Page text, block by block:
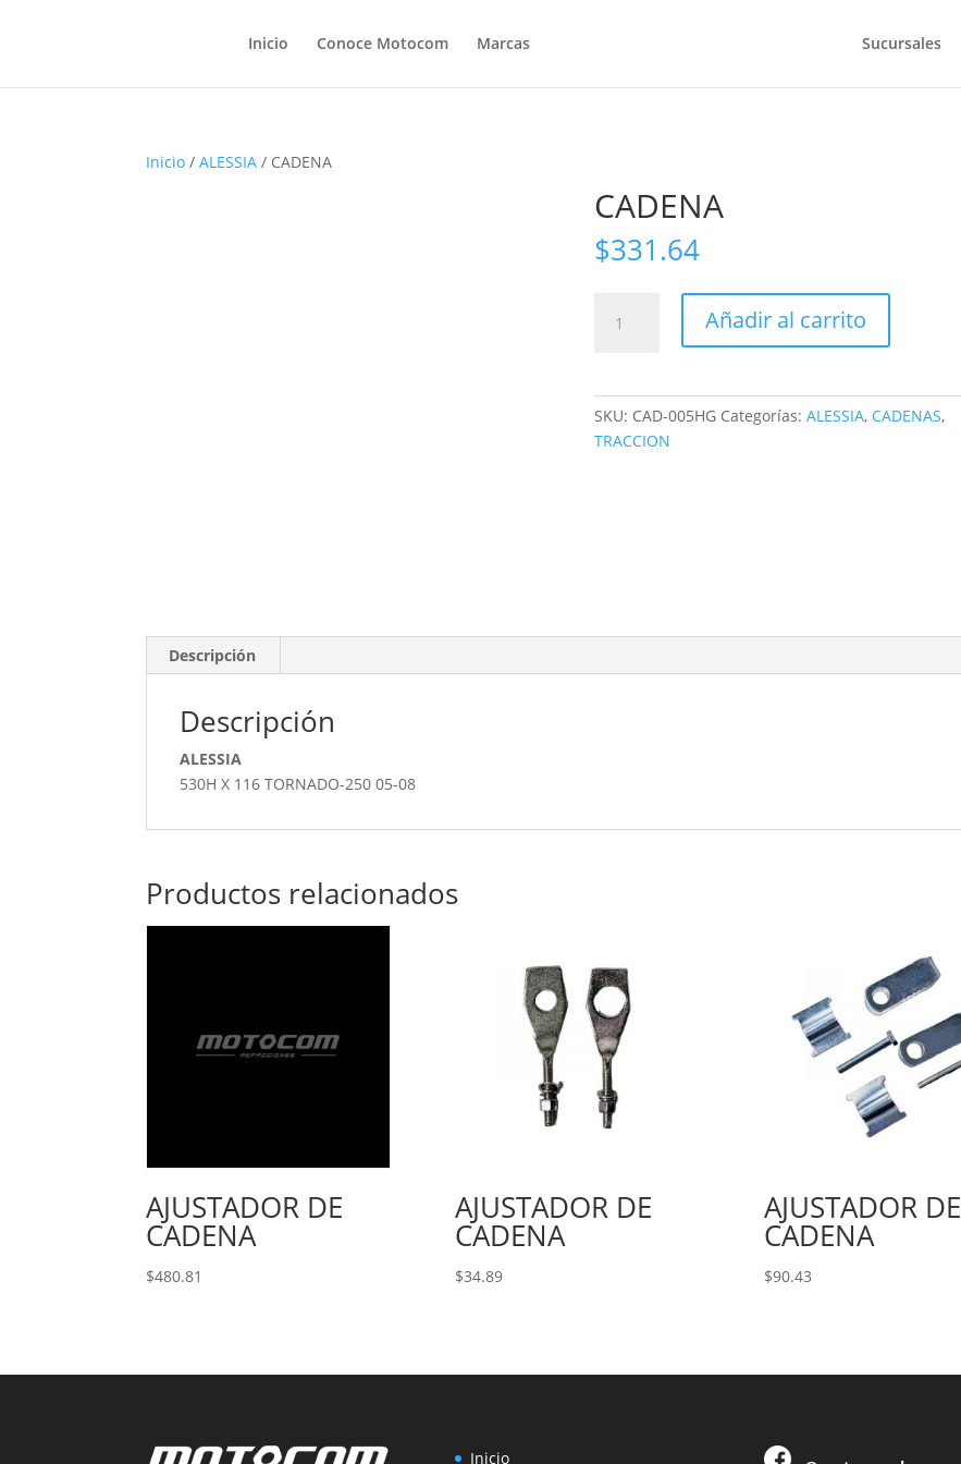
Inicio Conoce Motocom Marcas Sucursales
Inicio /ALESSIA / CADENA
CADENA
$331.64
cantidad
Añadir al carrito
SKU: CAD-005HG Categorías:ALESSIA, CADENAS,
TRACCION
Descripción
Descripción
ALESSIA
530H X 116 TORNADO-250 05-08
Productos relacionados
AJUSTADOR DE
CADENA
$480.81
AJUSTADOR DE
CADENA
$34.89
AJUSTADOR DE
CADENA
$90.43
Inicio